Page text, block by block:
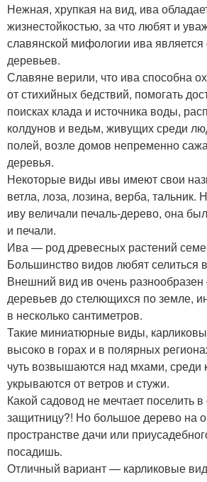
Нежная, хрупкая на вид, ива
жизнестойкостью, за что любят и
славянской мифологии ива
деревьев.
Славяне верили, что ива способна
от стихийных бедствий, помогать
поисках клада и источника воды,
колдунов и ведьм, живущих среди
полей, возле домов непременно
деревья.
Некоторые виды ивы имеют свои
ветла, лоза, лозина, верба, тальник.
иву величали печаль-дерево, она
и печали.
Ива — род древесных растений
Большинство видов любят селиться
Внешний вид ив очень
деревьев до стелющихся по земле,
в несколько сантиметров.
Такие миниатюрные виды,
высоко в горах и в полярных
чуть возвышаются над мхами, среди
укрываются от ветров и стужи.
Какой садовод не мечтает поселить
защитницу?! Но большое дерево на
пространстве дачи или
посадишь.
Отличный вариант — карликовые